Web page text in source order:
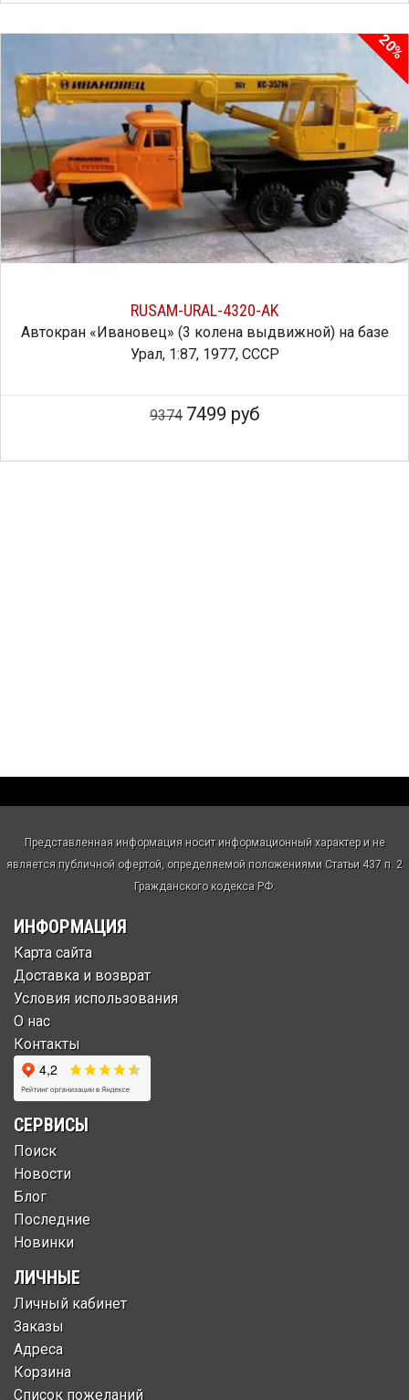
RUSAM-URAL-4320-AK
Автокран «Ивановец» (3 колена выдвижной) на базе
Урал, 1:87, 1977, СССР
20%
9374 7499 руб
Представленная информация носит информационный характер и не
является публичной офертой, определяемой положениями Статьи 437 п. 2
Гражданского кодекса РФ.
ИНФОРМАЦИЯ
Карта сайта
Доставка и возврат
Условия использования
О нас
Контакты
СЕРВИСЫ
Поиск
Новости
Блог
Последние
Новинки
ЛИЧНЫЕ
Личный кабинет
Заказы
Адреса
Корзина
Список пожеланий